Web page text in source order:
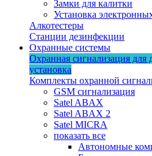
Замки для калитки
Установка
Алкотестеры
Станции дезинфекции
Охранные системы
Охранная сигнализация для
установка
Комплекты охранной
GSM сигнализация
Satel ABAX
Satel ABAX 2
Satel MICRA
показать все
Автономные